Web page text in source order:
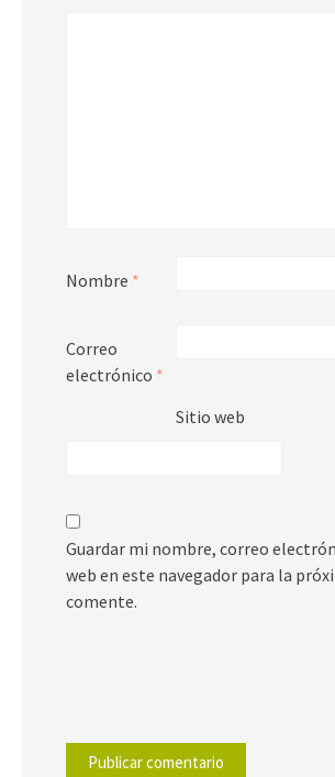
Nombre *
Correo
electrónico *
Sitio web
Guardar mi nombre, correo
web en este navegador para la
comente.